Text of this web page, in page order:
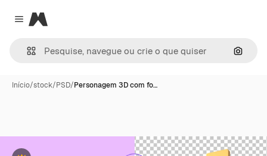
Close menu
Magnific
Início/stock/PSD/Personagem 3D com fo…